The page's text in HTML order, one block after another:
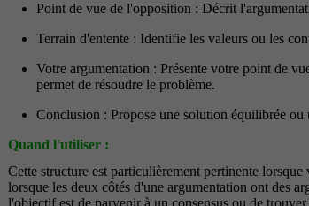
Point de vue de l'opposition : Décrit
Terrain d'entente : Identifie les valeurs ou les
Votre argumentation : Présente votre point de
permet de résoudre le problème.
Conclusion : Propose une solution équilibrée ou
Quand l'utiliser :
Cette structure est particulièrement pertinente
lorsque les deux côtés d'une argumentation ont des
l'objectif est de parvenir à un consensus ou de